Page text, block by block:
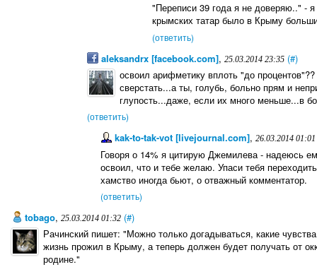
"Переписи 39 года я не доверяю.." -
крымских татар было в Крыму
(ответить)
aleksandrx [facebook.com], 25.03.2014 23:35 (#)
освоил арифметику вплоть "до
сверстать...а ты, голубь, больно прям и
глупость...даже, если их много меньше...в
(ответить)
kak-to-tak-vot [livejournal.com],26.03.2014 01:01
Говоря о 14% я цитирую Джемилева - надеюсь
освоил, что и тебе желаю. Упаси тебя
хамство иногда бьют, о отважный комментатор.
(ответить)
tobago, 25.03.2014 01:32 (#)
Рачинский пишет: "Можно только догадываться, какие
жизнь прожил в Крыму, а теперь должен будет получать от
родине."